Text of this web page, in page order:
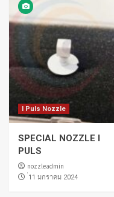
I Puls Nozzle
SPECIAL NOZZLE I
PULS
nozzleadmin
่11 มกราคม 2024